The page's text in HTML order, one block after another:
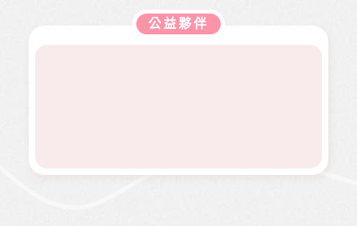
務工
作，如
靈、健
康、人
短幾個
開朗，
公益夥伴